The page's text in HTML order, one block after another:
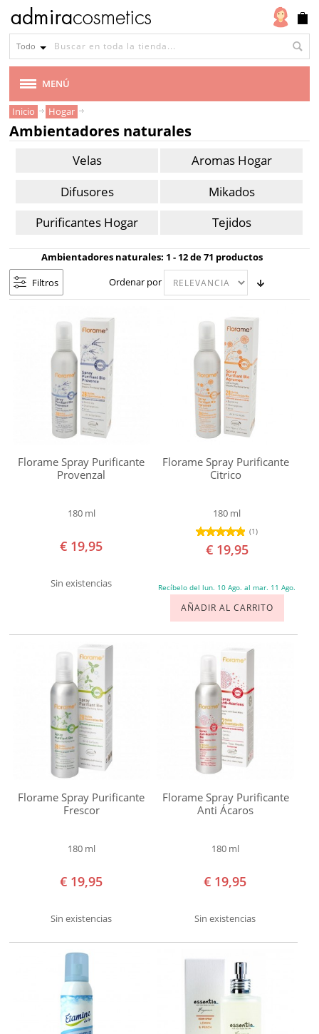
Todo
MENÚ
MARCAS
MAQUILLAJE
ROSTRO
CUERPO
BEBÉS Y NIÑOS
HOMBRE
LIMPIEZA
JABÓN DE MARSELLA
Inicio Hogar
Ambientadores naturales
Velas
Aromas Hogar
Difusores
Mikados
Purificantes Hogar
Tejidos
Ambientadores naturales: 1 - 12 de 71 productos
Filtros
Ordenar por
Florame Spray Purificante
Provenzal
180 ml
€ 19,95
Sin existencias
Florame Spray Purificante
Citrico
180 ml
(1)
€ 19,95
Recíbelo del lun. 10 Ago. al mar. 11 Ago.
AÑADIR AL CARRITO
Florame Spray Purificante
Frescor
180 ml
€ 19,95
Sin existencias
Florame Spray Purificante
Anti Ácaros
180 ml
€ 19,95
Sin existencias
Ambientadores
naturales
Velas
Aromas
Difusores
Mikados
Purificantes
Tejidos
Marca
Lys
Flora
Florame
Pranarom
Taoasis
Frescas
Love
Certificados
Ingredients
Cosmebio
Ecocert
€ 9,99
€ 29,99
€ 40,00